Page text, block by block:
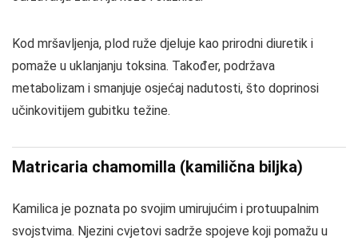
Kod mršavljenja, plod ruže djeluje kao prirodni diuretik i
pomaže u uklanjanju toksina. Također, podržava
metabolizam i smanjuje osjećaj nadutosti, što doprinosi
učinkovitijem gubitku težine.
Matricaria chamomilla (kamilična biljka)
Kamilica je poznata po svojim umirujućim i protuupalnim
svojstvima. Njezini cvjetovi sadrže spojeve koji pomažu u